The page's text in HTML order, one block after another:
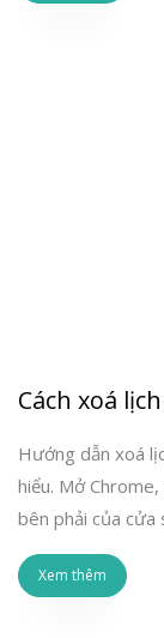
Cách xoá
Hướng dẫn xoá
hiểu. Mở
bên phải của cửa
Xem thêm